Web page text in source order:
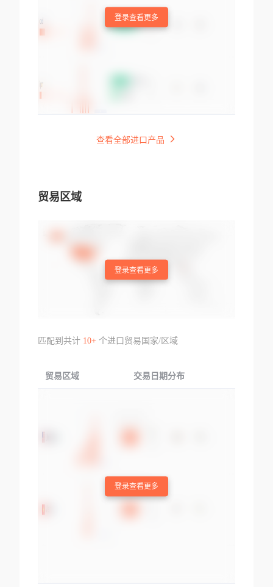
登录查看更多
查看全部进口产品
贸易区域
登录查看更多
匹配到共计 10+个进口贸易国家/区域
贸易区域 交易日期分布
登录查看更多